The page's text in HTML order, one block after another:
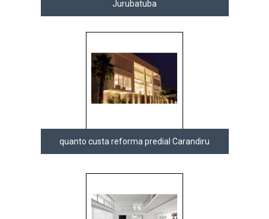
Jurubatuba
quanto custa reforma predial Carandiru